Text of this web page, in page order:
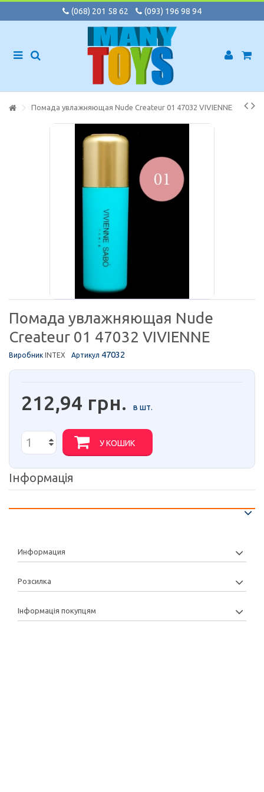
(068) 201 58 62 (093) 196 98 94
Помада увлажняющая Nude Createur 01 47032 VIVIENNE
Помада увлажняющая Nude
Createur 01 47032 VIVIENNE
Виробник INTEX Артикул 47032
212,94 грн. в шт.
У КОШИК
Інформація
Информация
Розсилка
Інформація покупцям